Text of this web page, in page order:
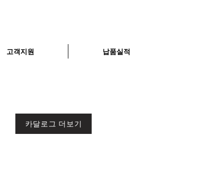
고객지원 납품실적
카달로그 더보기